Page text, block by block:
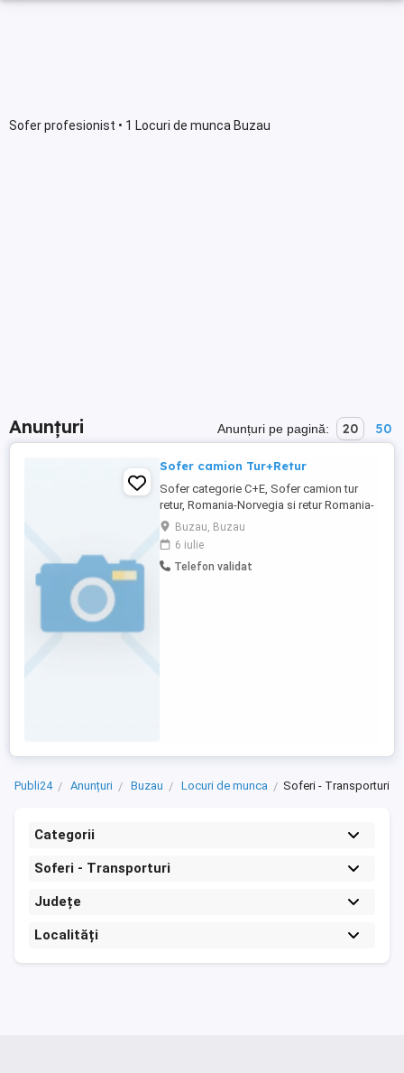
Sofer profesionist • 1 Locuri de munca Buzau
Anunțuri Anunțuri pe pagină: 20 50
Sofer camion Tur+Retur
Sofer categorie C+E, Sofer camion tur
retur, Romania-Norvegia si retur Romania-
Suedia si retur Romania-Danemarca si
terut mai multe detalii la telefon
Buzau, Buzau
6 iulie
Telefon validat
Publi24 Anunțuri Buzau Locuri de munca Soferi - Transporturi
Categorii
Soferi - Transporturi
Județe
Localități